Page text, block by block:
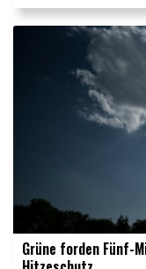
fehlt", sagte die
Orientierungsdebatte
Widerspruchslösung
unangetastet".
Grüne forden Fünf-